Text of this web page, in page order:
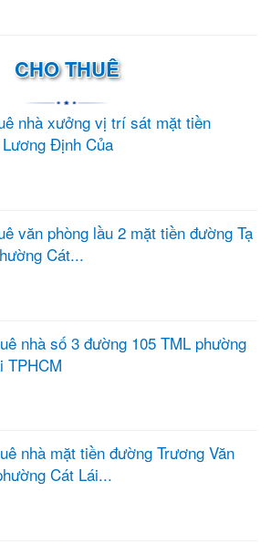
CHO THUÊ
nhà xưởng vị trí sát mặt tiền
Định Của
văn phòng lầu 2 mặt tiền đường Tạ
Cát...
nhà số 3 đường 105 TML phường
TPHCM
nhà mặt tiền đường Trương Văn
Cát Lái...